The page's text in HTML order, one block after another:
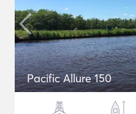
Pacific Allure 150